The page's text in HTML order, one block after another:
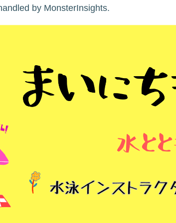
by MonsterInsights.